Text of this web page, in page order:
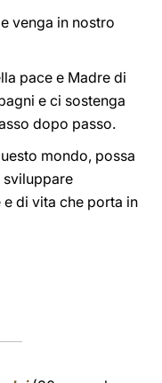
venga in nostro
pace e Madre di
e ci sostenga
dopo passo.
mondo, possa
sviluppare
e di vita che porta in